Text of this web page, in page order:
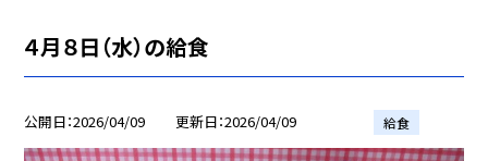
４月８日（水）の給食
公開日 2026/04/09 更新日 2026/04/09 給食